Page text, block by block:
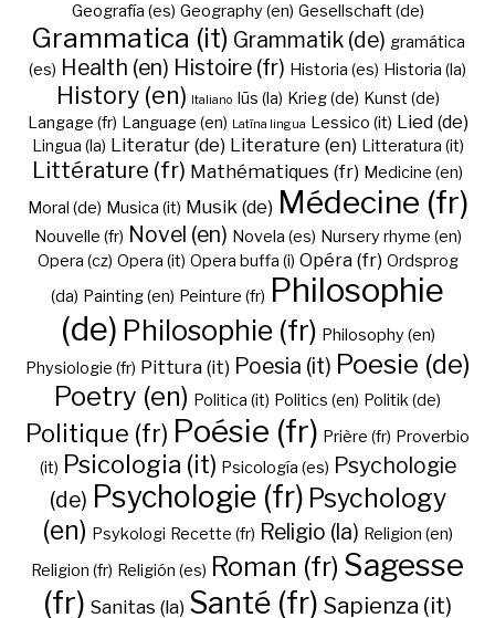
Geografía (es) Geography (en) Gesellschaft (de)
Grammatica (it) Grammatik (de) gramática
(es) Health (en) Histoire (fr) Historia (es) Historia (la)
History (en) Italiano Iūs (la) Krieg (de) Kunst (de)
Langage (fr) Language (en) Latīna lingua Lessico (it) Lied (de)
Lingua (la) Literatur (de) Literature (en) Litteratura (it)
Littérature (fr) Mathématiques (fr) Medicine (en)
Moral (de) Musica (it) Musik (de) Médecine (fr)
Nouvelle (fr) Novel (en) Novela (es) Nursery rhyme (en)
Opera (cz) Opera (it) Opera buffa (i) Opéra (fr) Ordsprog
(da) Painting (en) Peinture (fr) Philosophie
(de) Philosophie (fr) Philosophy (en)
Physiologie (fr) Pittura (it) Poesia (it) Poesie (de)
Poetry (en) Politica (it) Politics (en) Politik (de)
Politique (fr) Poésie (fr) Prière (fr) Proverbio
(it) Psicologia (it) Psicología (es) Psychologie
(de) Psychologie (fr) Psychology
(en) Psykologi Recette (fr) Religio (la) Religion (en)
Religion (fr) Religión (es) Roman (fr) Sagesse
(fr) Sanitas (la) Santé (fr) Sapienza (it)